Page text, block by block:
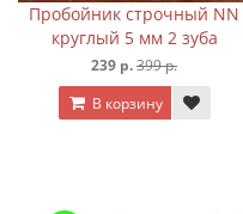
Пробойник строчный NN
круглый 5 мм 2 зуба
239 р.399 р.
В корзину